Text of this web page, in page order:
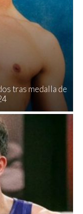
tras medalla de